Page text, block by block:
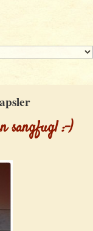
sangfugl :-)